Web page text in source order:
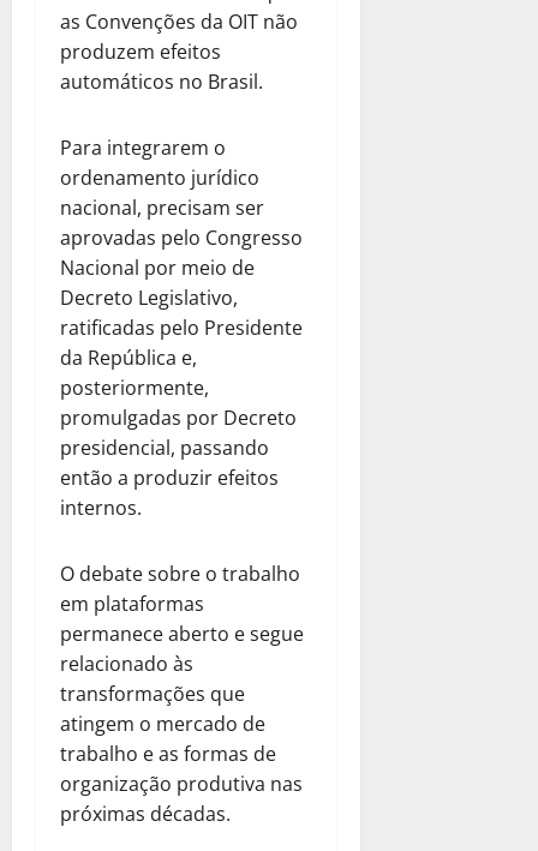
as Convenções da OIT não
produzem efeitos
automáticos no Brasil.
Para integrarem o
ordenamento jurídico
nacional, precisam ser
aprovadas pelo Congresso
Nacional por meio de
Decreto Legislativo,
ratificadas pelo Presidente
da República e,
posteriormente,
promulgadas por Decreto
presidencial, passando
então a produzir efeitos
internos.
O debate sobre o trabalho
em plataformas
permanece aberto e segue
relacionado às
transformações que
atingem o mercado de
trabalho e as formas de
organização produtiva nas
próximas décadas.